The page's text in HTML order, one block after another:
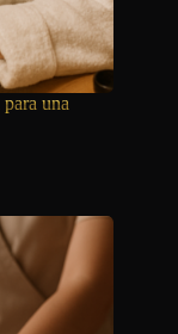
para una